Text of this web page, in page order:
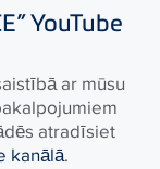
YouTube
ar mūsu
atradīsiet
kanālā.